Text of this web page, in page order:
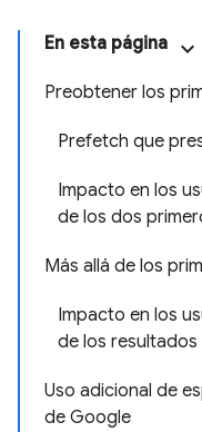
En esta página
Preobtener los
Prefetch que
Impacto en los
de los dos
Más allá de los
Impacto en los
de los resultados
Uso adicional de
de Google